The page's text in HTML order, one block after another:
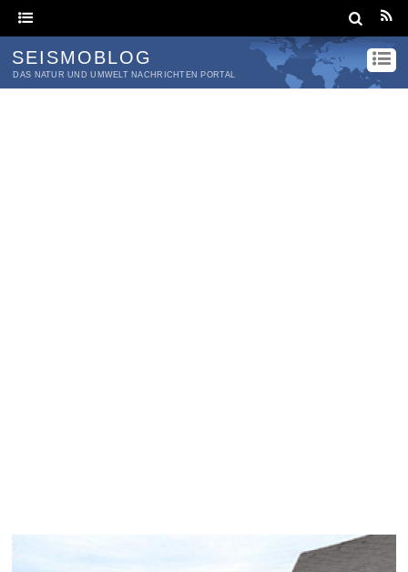
SEISMOBLOG
DAS NATUR UND UMWELT NACHRICHTEN PORTAL